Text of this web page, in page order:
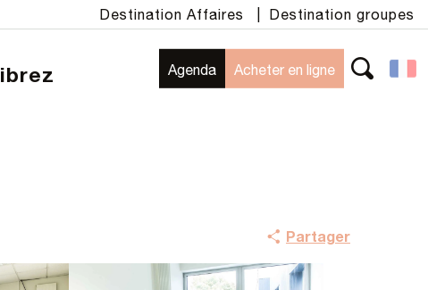
Agenda Acheter en ligne
Recherche
Destination Affaires Destination groupes
Vibrez
Partager